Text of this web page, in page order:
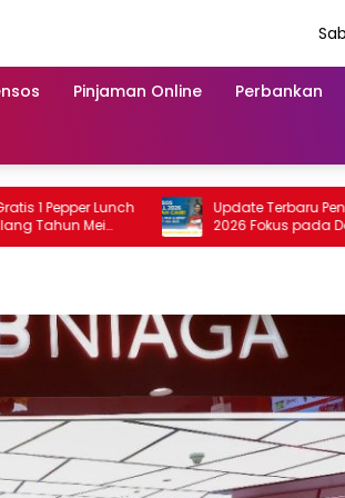
Pinjaman Online Perbankan
Lunch
Mei
Update Terbaru
2026 Fokus pada
serta Struk BRI